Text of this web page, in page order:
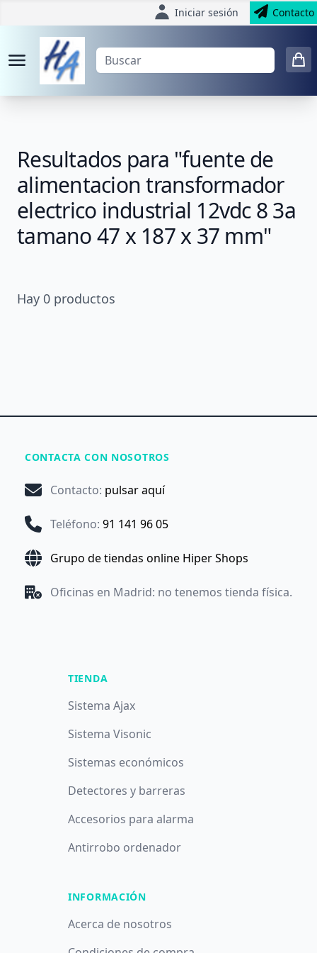
Iniciar sesión Contacto
Resultados para "fuente de
alimentacion transformador
electrico industrial 12vdc 8 3a
tamano 47 x 187 x 37 mm"
Hay 0 productos
CONTACTA CON NOSOTROS
Contacto: pulsar aquí
Teléfono: 91 141 96 05
Grupo de tiendas online Hiper Shops
Oficinas en Madrid: no tenemos tienda física.
TIENDA
Sistema Ajax
Sistema Visonic
Sistemas económicos
Detectores y barreras
Accesorios para alarma
Antirrobo ordenador
INFORMACIÓN
Acerca de nosotros